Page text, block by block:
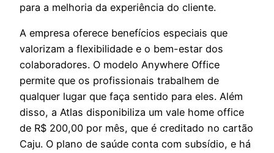
para a melhoria da experiência do cliente.
A empresa oferece benefícios especiais que
valorizam a flexibilidade e o bem-estar dos
colaboradores. O modelo Anywhere Office
permite que os profissionais trabalhem de
qualquer lugar que faça sentido para eles. Além
disso, a Atlas disponibiliza um vale home office
de R$ 200,00 por mês, que é creditado no cartão
Caju. O plano de saúde conta com subsídio, e há